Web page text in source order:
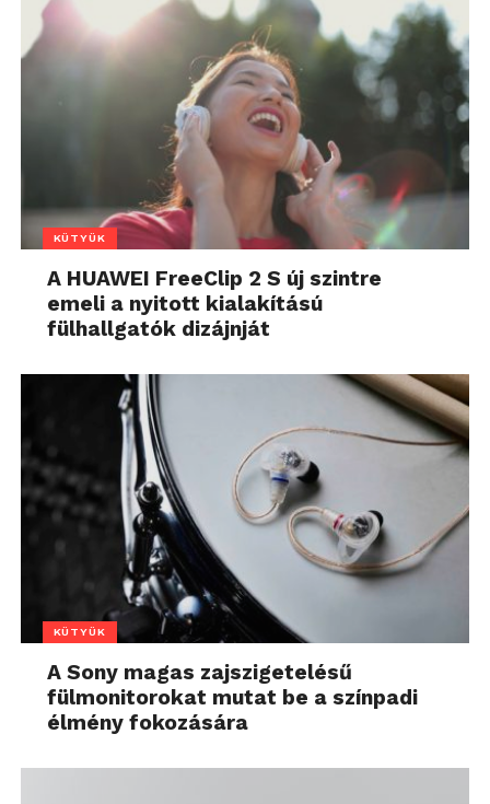
KÜTYÜK
A HUAWEI FreeClip 2 S új szintre
emeli a nyitott kialakítású
fülhallgatók dizájnját
KÜTYÜK
A Sony magas zajszigetelésű
fülmonitorokat mutat be a színpadi
élmény fokozására